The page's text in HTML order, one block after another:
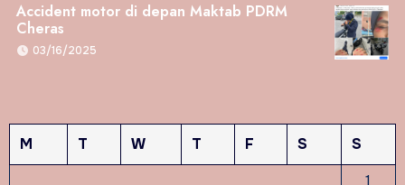
Accident motor di depan Maktab PDRM
Cheras
03/16/2025
M T W T F S
S
1